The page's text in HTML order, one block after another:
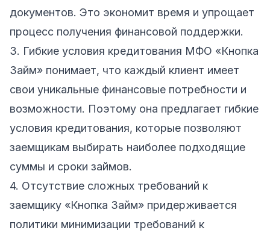
документов. Это экономит время и упрощает
процесс получения финансовой поддержки.
3. Гибкие условия кредитования МФО «Кнопка
Займ» понимает, что каждый клиент имеет
свои уникальные финансовые потребности и
возможности. Поэтому она предлагает гибкие
условия кредитования, которые позволяют
заемщикам выбирать наиболее подходящие
суммы и сроки займов.
4. Отсутствие сложных требований к
заемщику «Кнопка Займ» придерживается
политики минимизации требований к